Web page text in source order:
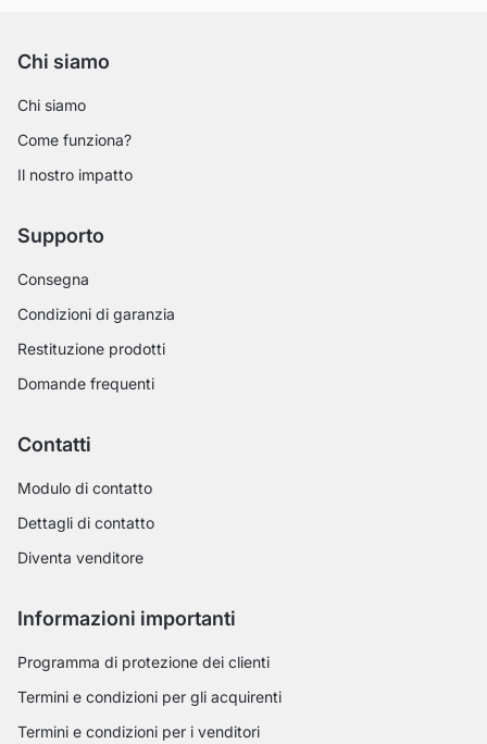
Chi siamo
Chi siamo
Come funziona?
Il nostro impatto
Supporto
Consegna
Condizioni di garanzia
Restituzione prodotti
Domande frequenti
Contatti
Modulo di contatto
Dettagli di contatto
Diventa venditore
Informazioni importanti
Programma di protezione dei clienti
Termini e condizioni per gli acquirenti
Termini e condizioni per i venditori